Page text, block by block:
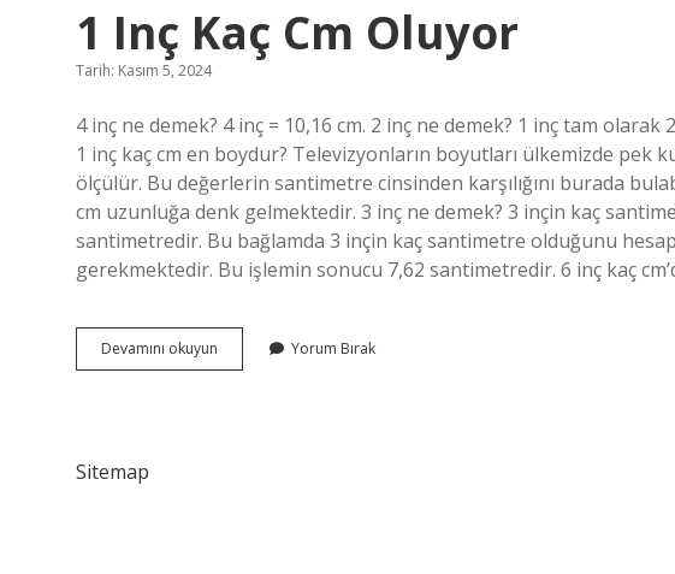
1 Inç Kaç Cm Oluyor
Tarih: Kasım 5, 2024
4 inç ne demek? 4 inç = 10,16 cm. 2 inç ne demek? 1 inç tam
1 inç kaç cm en boydur? Televizyonların boyutları ülkemizde pek
ölçülür. Bu değerlerin santimetre cinsinden karşılığını burada
cm uzunluğa denk gelmektedir. 3 inç ne demek? 3 inçin kaç
santimetredir. Bu bağlamda 3 inçin kaç santimetre olduğunu
gerekmektedir. Bu işlemin sonucu 7,62 santimetredir. 6 inç kaç
Devamını okuyun
Inç
Yorum Bırak
Sitemap